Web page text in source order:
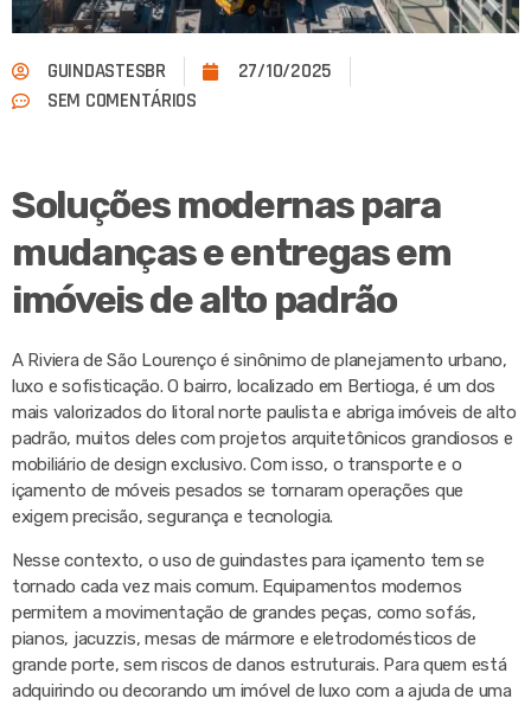
GUINDASTESBR
27/10/2025
SEM COMENTÁRIOS
Soluções modernas para
mudanças e entregas em
imóveis de alto padrão
A Riviera de São Lourenço é sinônimo de planejamento urbano,
luxo e sofisticação. O bairro, localizado em Bertioga, é um dos
mais valorizados do litoral norte paulista e abriga imóveis de alto
padrão, muitos deles com projetos arquitetônicos grandiosos e
mobiliário de design exclusivo. Com isso, o transporte e o
içamento de móveis pesados se tornaram operações que
exigem precisão, segurança e tecnologia.
Nesse contexto, o uso de guindastes para içamento tem se
tornado cada vez mais comum. Equipamentos modernos
permitem a movimentação de grandes peças, como sofás,
pianos, jacuzzis, mesas de mármore e eletrodomésticos de
grande porte, sem riscos de danos estruturais. Para quem está
adquirindo ou decorando um imóvel de luxo com a ajuda de uma